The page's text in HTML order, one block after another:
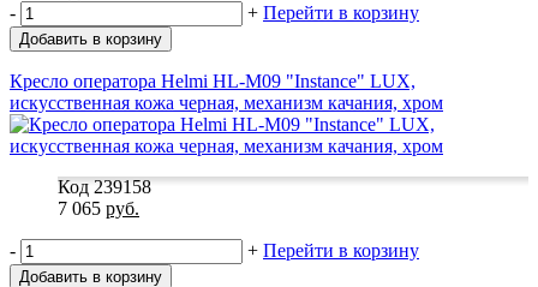
-
+ Перейти в корзину
Добавить в корзину
Кресло оператора Helmi HL-M09 "Instance" LUX,
искусственная кожа черная, механизм качания, хром
Код 239158
7 065 руб.
- + Перейти в корзину
Добавить в корзину